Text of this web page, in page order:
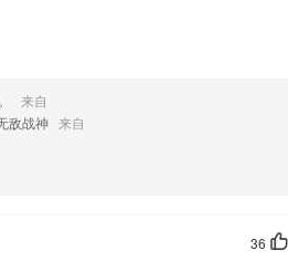
预约挂号。
缓解亲子关系，明晰未来规划。
的network, 为未来工作的发展趋势确立普
、九宫格……应有尽有。
来自
敌战神 来自
36